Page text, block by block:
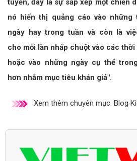
tuyến, đây là sự sắp xếp một chiến
nó hiển thị quảng cáo vào
ngày hay trong tuần và còn là
cho mỗi lần nhấp chuột vào các
hoặc vào những ngày cụ thể
hơn nhắm mục tiêu khán giả".
Xem thêm chuyên mục: Blog